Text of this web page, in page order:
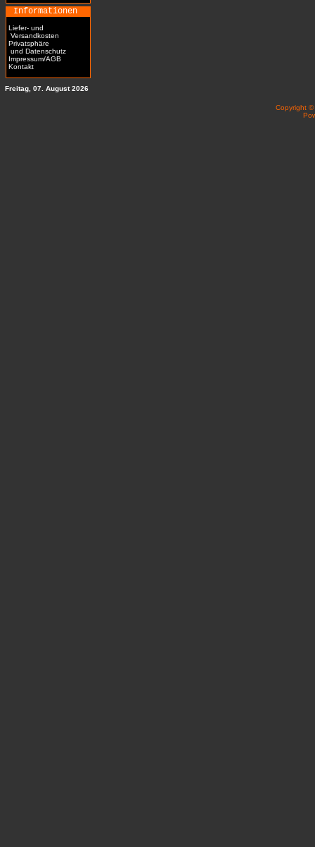
Informationen
Liefer- und
Versandkosten
Privatsphäre
und Datenschutz
Impressum/AGB
Kontakt
Freitag, 07. August 2026
Copyright